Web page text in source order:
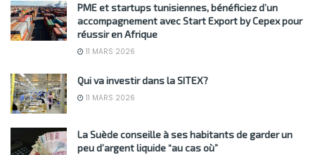
PME et startups tunisiennes, bénéficiez d’un
accompagnement avec Start Export by Cepex pour
réussir en Afrique
11 MARS 2026
Qui va investir dans la SITEX?
11 MARS 2026
La Suède conseille à ses habitants de garder un
peu d’argent liquide “au cas où”